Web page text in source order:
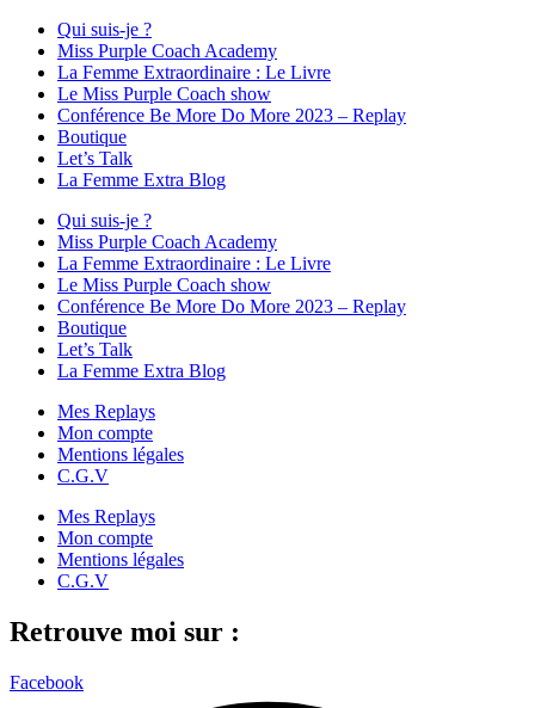
Qui suis-je ?
Miss Purple Coach Academy
La Femme Extraordinaire : Le Livre
Le Miss Purple Coach show
Conférence Be More Do More 2023 – Replay
Boutique
Let’s Talk
La Femme Extra Blog
Qui suis-je ?
Miss Purple Coach Academy
La Femme Extraordinaire : Le Livre
Le Miss Purple Coach show
Conférence Be More Do More 2023 – Replay
Boutique
Let’s Talk
La Femme Extra Blog
Mes Replays
Mon compte
Mentions légales
C.G.V
Mes Replays
Mon compte
Mentions légales
C.G.V
Retrouve moi sur :
Facebook